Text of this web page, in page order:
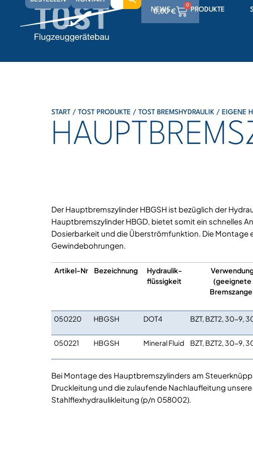
NEWS PRODUKTE
for:
0,00€
0
0,00€ 0
START / TOST PRODUKTE / TOST BREMSHYDRAULIK / EIGENE
Der Hauptbremszylinder HBGSH ist bezüglich der
Hauptbremszylinder HBGD, bietet somit ein schnelles
Dosierbarkeit und die Überströmfunktion. Die Montage
Gewindebohrungen.
Artikel-Nr Bezeichnung
Hydraulik-
flüssigkeit
(geeignete
050220 HBGSH DOT4 BZT, BZT2, 30-9,
050221 HBGSH Mineral Fluid BZT, BZT2, 30-9,
Bei Montage des Hauptbremszylinders am
Druckleitung und die zulaufende Nachlaufleitung
Stahlflexhydraulikleitung (p/n 058002).